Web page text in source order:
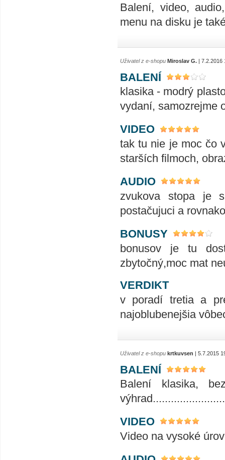
Balení, video,
menu na disku je
Uživatel z e-shopu Miroslav G. | 7.2.2016
BALENÍ
klasika - modrý
vydaní, samozrejme
VIDEO
tak tu nie je moc čo
starších filmoch,
AUDIO
zvukova stopa je
postačujuci a
BONUSY
bonusov je tu
zbytočný,moc mat
VERDIKT
v poradí tretia a
najoblubenejšia
Uživatel z e-shopu krtkuvsen | 5.7.2015
BALENÍ
Balení klasika,
VIDEO
Video na vysoké